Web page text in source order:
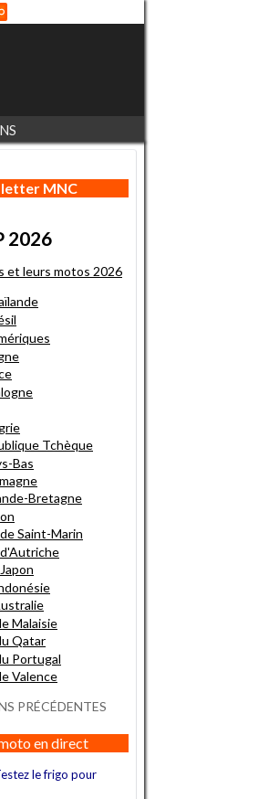
MNC
2026
et leurs motos 2026
Tchèque
Bas
Bretagne
Saint-Marin
Malaisie
Qatar
Portugal
Valence
PRÉCÉDENTES
en direct
le frigo pour